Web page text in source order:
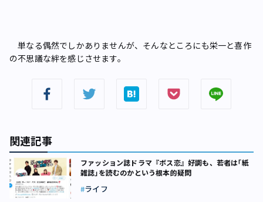
単なる偶然でしかありませんが、そんなところにも栄一と喜作
の不思議な絆を感じさせます。
関連記事
ファッション誌ドラマ『ボス恋』好調も、若者は｢紙
雑誌｣を読むのかという根本的疑問
ライフ